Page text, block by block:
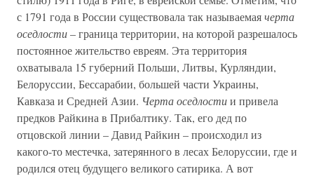
с 1791 года в России существовала так называемаячерта
оседлости– граница территории, на которой разрешалось
постоянное жительство евреям. Эта территория
охватывала 15 губерний Польши, Литвы, Курляндии,
Белоруссии, Бессарабии, большей части Украины,
Кавказа и Средней Азии. Черта оседлостии привела
предков Райкина в Прибалтику. Так, его дед по
отцовской линии – Давид Райкин – происходил из
какого-то местечка, затерянного в лесах Белоруссии, где и
родился отец будущего великого сатирика. А вот